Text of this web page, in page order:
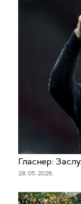
Гласнер:
28. 05. 2026.